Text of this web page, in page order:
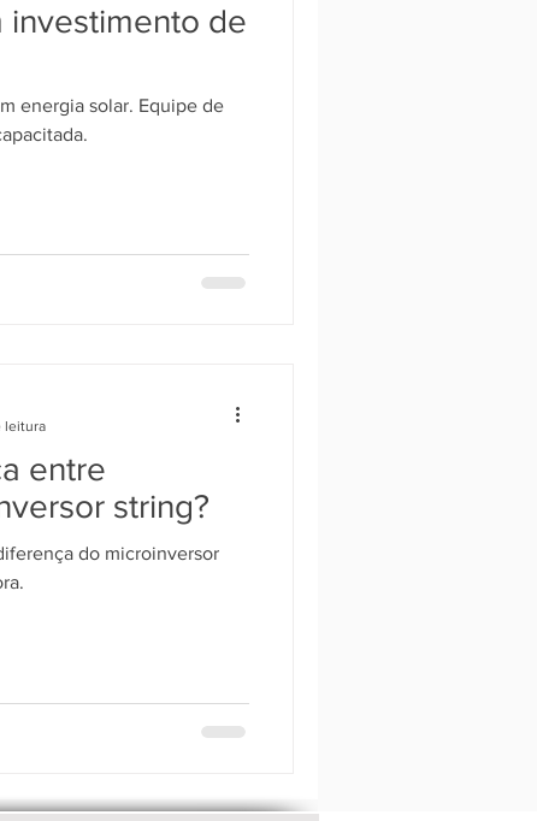
investimento de
energia solar. Equipe de
entre
string?
do microinversor
leitura